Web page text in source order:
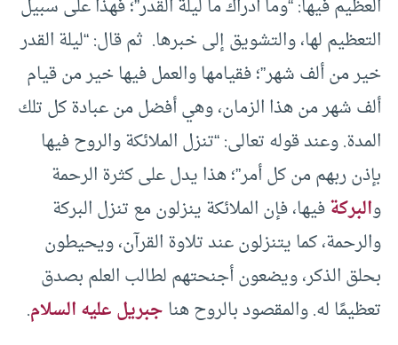
العظيم فيها: “وما أدراك ما ليلة القدر”؛ فهذا على سبيل
التعظيم لها، والتشويق إلى خبرها. ثم قال: “ليلة القدر
خير من ألف شهر”؛ فقيامها والعمل فيها خير من قيام
ألف شهر من هذا الزمان، وهي أفضل من عبادة كل تلك
المدة. وعند قوله تعالى: “تنزل الملائكة والروح فيها
بإذن ربهم من كل أمر”؛ هذا يدل على كثرة الرحمة
والبركةفيها، فإن الملائكة ينزلون مع تنزل البركة
والرحمة، كما يتنزلون عند تلاوة القرآن، ويحيطون
بحلق الذكر، ويضعون أجنحتهم لطالب العلم بصدق
تعظيمًا له. والمقصود بالروح هناجبريل عليه السلام.